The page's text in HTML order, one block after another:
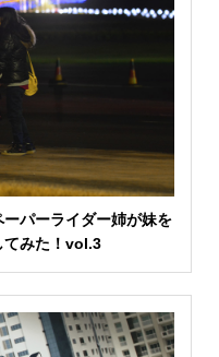
ーパーライダー姉が妹を
てみた！vol.3